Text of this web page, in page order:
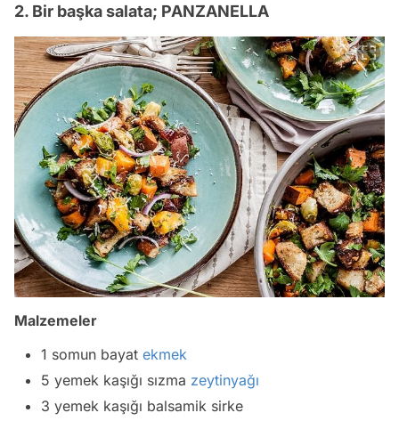
2. Bir başka salata; PANZANELLA
Malzemeler
1 somun bayat ekmek
5 yemek kaşığı sızma zeytinyağı
3 yemek kaşığı balsamik sirke